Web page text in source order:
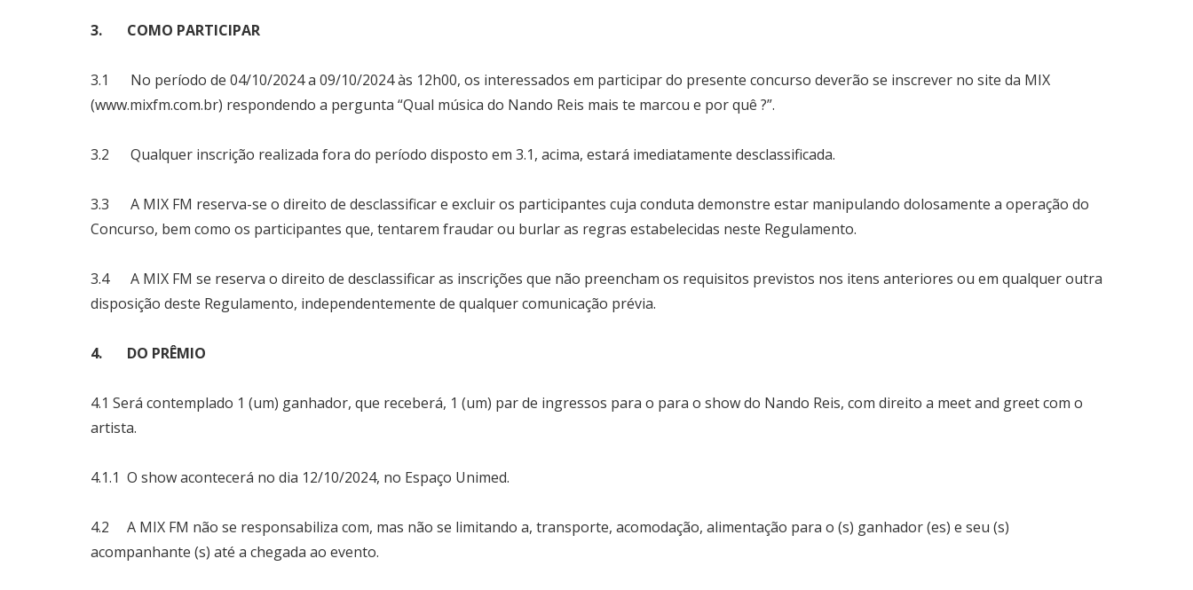
3. COMO PARTICIPAR
3.1 No período de 04/10/2024 a 09/10/2024 às 12h00, os interessados em participar do presente concurso deverão se inscrever no site da MIX
(www.mixfm.com.br) respondendo a pergunta “Qual música do Nando Reis mais te marcou e por quê ?”.
3.2 Qualquer inscrição realizada fora do período disposto em 3.1, acima, estará imediatamente desclassificada.
3.3 A MIX FM reserva-se o direito de desclassificar e excluir os participantes cuja conduta demonstre estar manipulando dolosamente a operação do
Concurso, bem como os participantes que, tentarem fraudar ou burlar as regras estabelecidas neste Regulamento.
3.4 A MIX FM se reserva o direito de desclassificar as inscrições que não preencham os requisitos previstos nos itens anteriores ou em qualquer outra
disposição deste Regulamento, independentemente de qualquer comunicação prévia.
4. DO PRÊMIO
4.1 Será contemplado 1 (um) ganhador, que receberá, 1 (um) par de ingressos para o para o show do Nando Reis, com direito a meet and greet com o
artista.
4.1.1 O show acontecerá no dia 12/10/2024, no Espaço Unimed.
4.2 A MIX FM não se responsabiliza com, mas não se limitando a, transporte, acomodação, alimentação para o (s) ganhador (es) e seu (s)
acompanhante (s) até a chegada ao evento.